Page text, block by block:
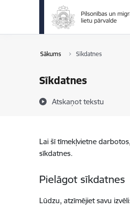
Pāriet uz lapas saturu
Sākums Sīkdatnes
Sīkdatnes
Atskaņot tekstu
Lai šī tīmekļvietne
sīkdatnes.
Pielāgot sīkdatnes
Lūdzu, atzīmējiet savu izvēli: